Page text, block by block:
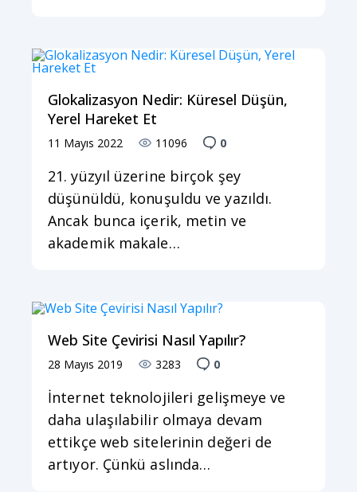
Glokalizasyon Nedir: Küresel Düşün,
Yerel Hareket Et
11 Mayıs 2022 11096 0
21. yüzyıl üzerine birçok şey
düşünüldü, konuşuldu ve yazıldı.
Ancak bunca içerik, metin ve
akademik makale…
Web Site Çevirisi Nasıl Yapılır?
28 Mayıs 2019 3283 0
İnternet teknolojileri gelişmeye ve
daha ulaşılabilir olmaya devam
ettikçe web sitelerinin değeri de
artıyor. Çünkü aslında…